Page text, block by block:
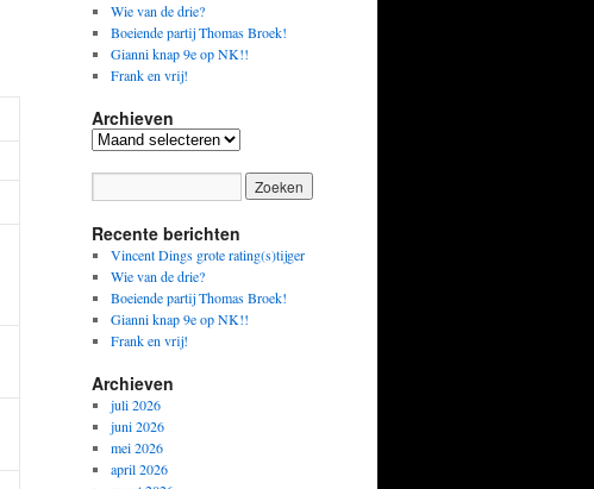
Wie van de drie?
Boeiende partij Thomas Broek!
Gianni knap 9e op NK!!
Frank en vrij!
Archieven
Archieven
Recente berichten
Vincent Dings grote rating(s)tijger
Wie van de drie?
Boeiende partij Thomas Broek!
Gianni knap 9e op NK!!
Frank en vrij!
Archieven
juli 2026
juni 2026
mei 2026
april 2026